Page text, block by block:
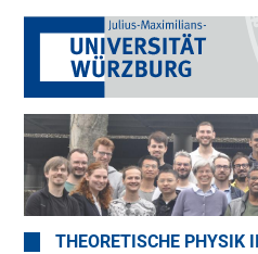
THEORETISCHE PHYSIK III